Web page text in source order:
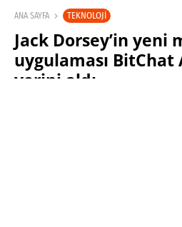
ANA SAYFA TEKNOLOJI
Jack Dorsey’in yeni
uygulaması BitChat
yerini aldı